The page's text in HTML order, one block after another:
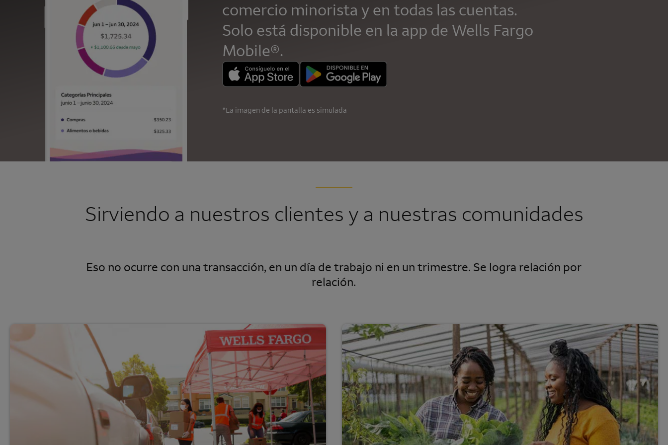
comercio minorista y en todas las cuentas.
Solo está disponible en la app de Wells Fargo
Mobile®.
*La imagen de la pantalla es simulada
Sirviendo a nuestros clientes y a nuestras comunidades
Eso no ocurre con una transacción, en un día de trabajo ni en un trimestre. Se logra relación por
relación.